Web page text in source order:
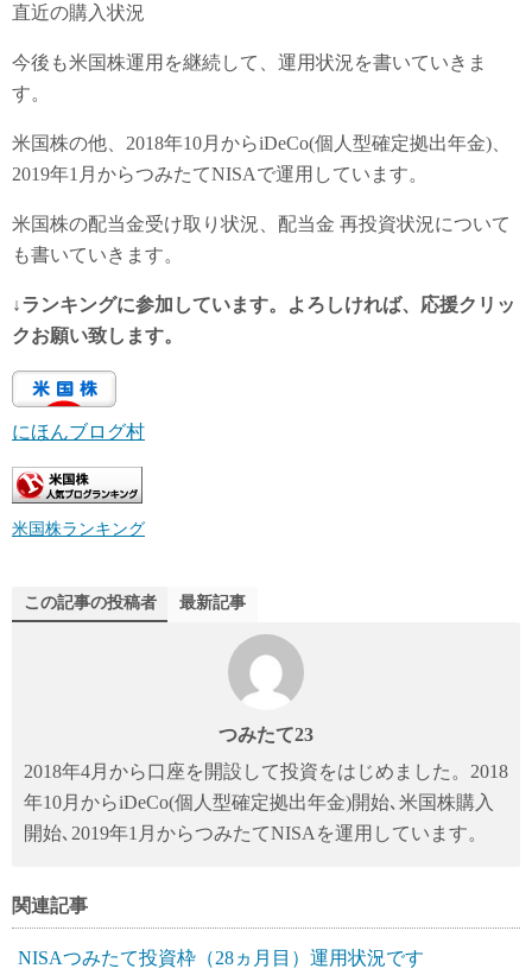
直近の購入状況
今後も米国株運用を継続して、運用状況を書いていきま
す。
米国株の他、2018年10月からiDeCo(個人型確定拠出年金)、
2019年1月からつみたてNISAで運用しています。
米国株の配当金受け取り状況、配当金 再投資状況について
も書いていきます。
↓ランキングに参加しています。よろしければ、応援クリッ
クお願い致します。
にほんブログ村
米国株ランキング
この記事の投稿者 最新記事
つみたて23
2018年4月から口座を開設して投資をはじめました。2018
年10月からiDeCo(個人型確定拠出年金)開始､米国株購入
開始､2019年1月からつみたてNISAを運用しています。
関連記事
NISAつみたて投資枠（28ヵ月目）運用状況です